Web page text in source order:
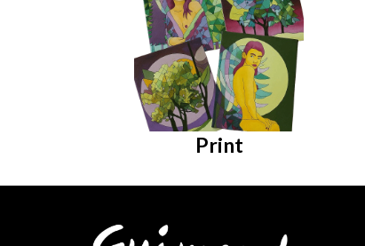
Print